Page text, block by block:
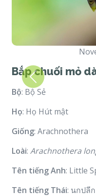
Bắp chuối mỏ
Bộ: Bộ Sẻ
Họ: Họ Hút mật
Giống: Arachnothera
Loài: Arachnothera
Tên tiếng Anh: Little
Tên tiếng Thái: นกปลี
Previous